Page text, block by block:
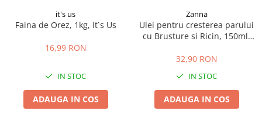
it's us
Faina de Orez, 1kg, It`s Us
16,99 RON
IN STOC
ADAUGA IN COS
Zanna
Ulei pentru cresterea parului
cu Brusture si Ricin, 150ml,
32,90 RON
IN STOC
ADAUGA IN COS